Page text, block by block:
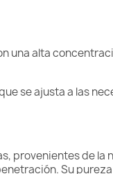
una alta
se ajusta a las
provenientes de la
Su